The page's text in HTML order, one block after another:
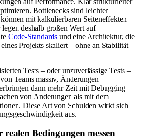
auf Performance. Klar strukturierter
Bottlenecks sind leichter
mit kalkulierbaren Seiteneffekten
deshalb großen Wert auf
Code-Standards und eine Architektur, die
Projekts skaliert – ohne an Stabilität
Tests – oder unzuverlässige Tests –
Teams massiv, Änderungen
dann mehr Zeit mit Debugging
von Änderungen als mit dem
Diese Art von Schulden wirkt sich
aus.
Bedingungen messen